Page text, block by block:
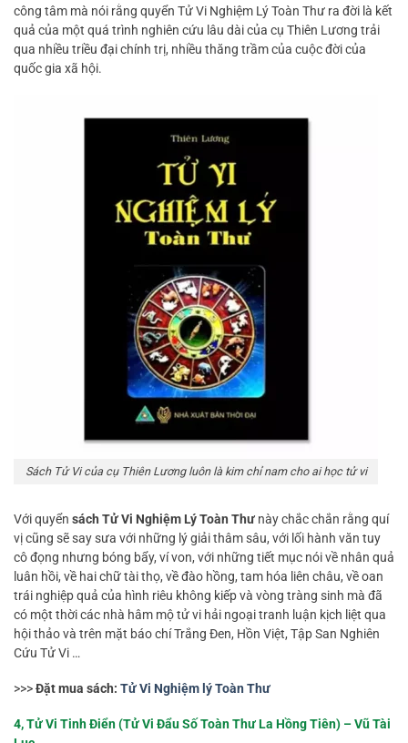
công tâm mà nói rằng quyển Tử Vi Nghiệm Lý Toàn Thư ra đời là kết
quả của một quá trình nghiên cứu lâu dài của cụ Thiên Lương trải
qua nhiều triều đại chính trị, nhiều thăng trầm của cuộc đời của
quốc gia xã hội.
Sách Tử Vi của cụ Thiên Lương luôn là kim chỉ nam cho ai học tử vi
Với quyển sách Tử Vi Nghiệm Lý Toàn Thư này chắc chắn rằng quí
vị cũng sẽ say sưa với những lý giải thâm sâu, với lối hành văn tuy
cô đọng nhưng bóng bẩy, ví von, với những tiết mục nói về nhân quả
luân hồi, về hai chữ tài thọ, về đào hồng, tam hóa liên châu, về oan
trái nghiệp quả của hình riêu không kiếp và vòng tràng sinh mà đã
có một thời các nhà hâm mộ tử vi hải ngoại tranh luận kịch liệt qua
hội thảo và trên mặt báo chí Trắng Đen, Hồn Việt, Tập San Nghiên
Cứu Tử Vi …
>>>Đặt mua sách: Tử Vi Nghiệm lý Toàn Thư
4, Tử Vi Tinh Điển (Tử Vi Đẩu Số Toàn Thư La Hồng Tiên) – Vũ Tài